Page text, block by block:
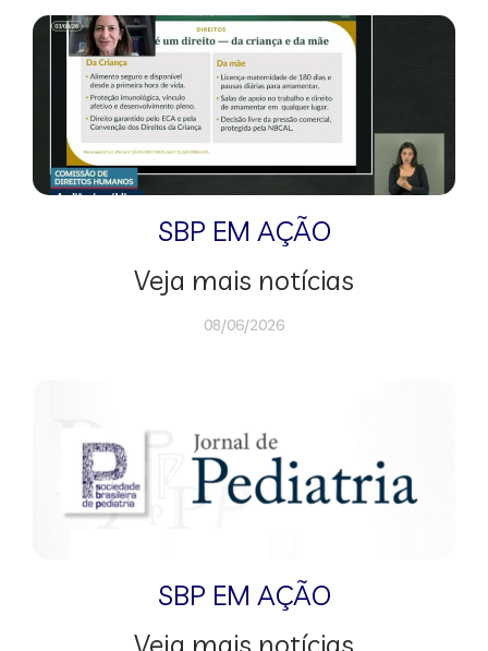
SBP EM AÇÃO
Veja mais notícias
08/06/2026
SBP EM AÇÃO
Veja mais notícias